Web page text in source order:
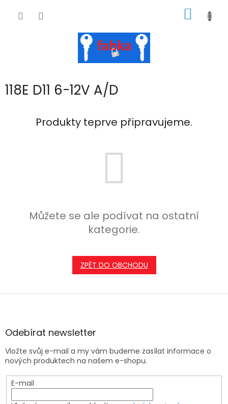
KOŠÍK
118E D11 6-12V A/D
Produkty teprve připravujeme.
Můžete se ale podívat na ostatní
kategorie.
ZPĚT DO OBCHODU
Z
aOdebírat newsletter
Vložte svůj e-mail a my vám budeme zasílat informace o
nových produktech na našem e-shopu.
E-mail